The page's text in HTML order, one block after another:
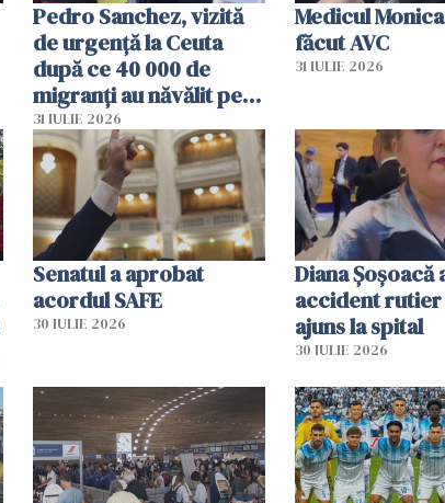
Pedro Sanchez, vizită
de urgență la Ceuta
după ce 40 000 de
migranți au năvălit pe
teritoriul spaniol: „Vom
mobiliza toate
resursele"
31 IULIE 2026
Medicul
făcut AVC
31 IULIE 2026
Senatul a aprobat
acordul SAFE
30 IULIE 2026
Diana Șoșoacă
accident rutier
ajuns la spital
30 IULIE 2026